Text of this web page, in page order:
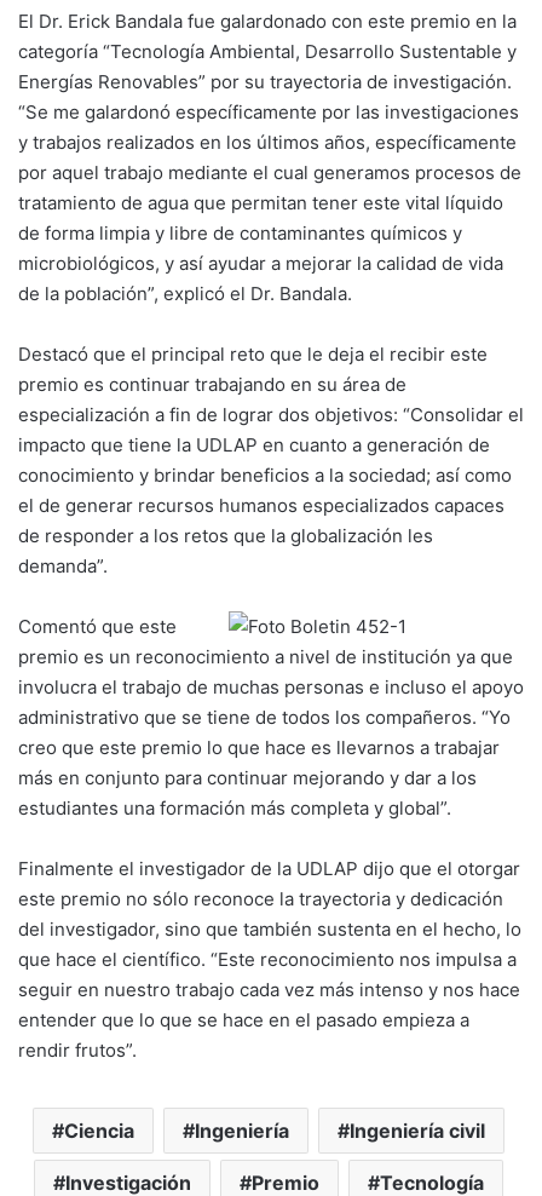
El Dr. Erick Bandala fue galardonado con este premio en la
categoría “Tecnología Ambiental, Desarrollo Sustentable y
Energías Renovables” por su trayectoria de investigación.
“Se me galardonó específicamente por las investigaciones
y trabajos realizados en los últimos años, específicamente
por aquel trabajo mediante el cual generamos procesos de
tratamiento de agua que permitan tener este vital líquido
de forma limpia y libre de contaminantes químicos y
microbiológicos, y así ayudar a mejorar la calidad de vida
de la población”, explicó el Dr. Bandala.
Destacó que el principal reto que le deja el recibir este
premio es continuar trabajando en su área de
especialización a fin de lograr dos objetivos: “Consolidar el
impacto que tiene la UDLAP en cuanto a generación de
conocimiento y brindar beneficios a la sociedad; así como
el de generar recursos humanos especializados capaces
de responder a los retos que la globalización les
demanda”.
Comentó que este
premio es un reconocimiento a nivel de institución ya que
involucra el trabajo de muchas personas e incluso el apoyo
administrativo que se tiene de todos los compañeros. “Yo
creo que este premio lo que hace es llevarnos a trabajar
más en conjunto para continuar mejorando y dar a los
estudiantes una formación más completa y global”.
Finalmente el investigador de la UDLAP dijo que el otorgar
este premio no sólo reconoce la trayectoria y dedicación
del investigador, sino que también sustenta en el hecho, lo
que hace el científico. “Este reconocimiento nos impulsa a
seguir en nuestro trabajo cada vez más intenso y nos hace
entender que lo que se hace en el pasado empieza a
rendir frutos”.
Ciencia Ingeniería Ingeniería civil
Investigación Premio Tecnología